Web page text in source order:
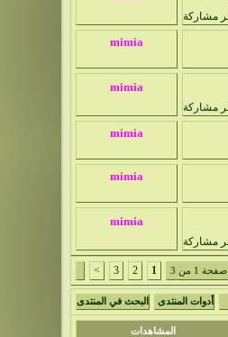
صفحة 1 من 3 1
2
3
>
أدوات المنتدى البحث في المنتدى
المشاهدات